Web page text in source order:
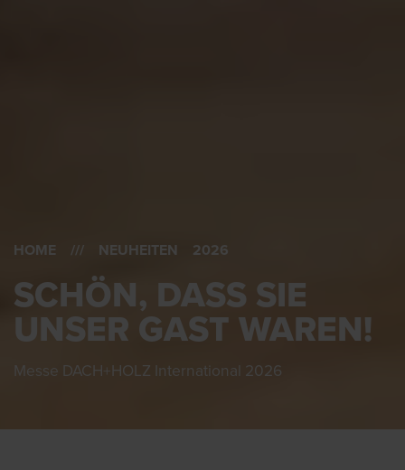
HOME /// NEUHEITEN 2026
SCHÖN, DASS SIE
UNSER GAST WAREN!
Messe DACH+HOLZ International 2026